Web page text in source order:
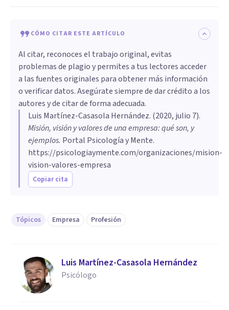
CÓMO CITAR ESTE ARTÍCULO
Al citar, reconoces el trabajo original, evitas
problemas de plagio y permites a tus lectores acceder
a las fuentes originales para obtener más información
o verificar datos. Asegúrate siempre de dar crédito a los
autores y de citar de forma adecuada.
Luis Martínez-Casasola Hernández. (2020, julio 7).
Misión, visión y valores de una empresa: qué son, y
ejemplos. Portal Psicología y Mente.
https://psicologiaymente.com/organizaciones/mision-
vision-valores-empresa
Copiar cita
Tópicos Empresa Profesión
Luis Martínez-Casasola Hernández
Psicólogo